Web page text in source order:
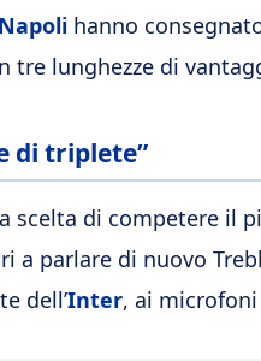
Napoli hanno
tre lunghezze di
di triplete”
scelta di competere il
parlare di nuovo
dell’Inter, ai